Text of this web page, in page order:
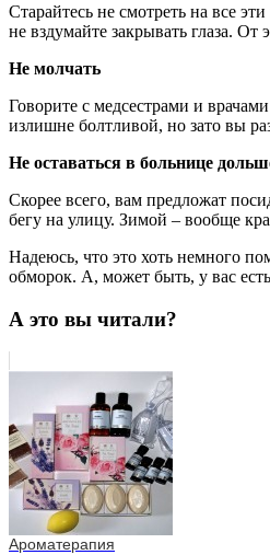
Старайтесь не смотреть на все
не вздумайте закрывать глаза.
Не молчать
Говорите с медсестрами и
излишне болтливой, но зато вы
Не оставаться в больнице
Скорее всего, вам предложат
бегу на улицу. Зимой – вообще
Надеюсь, что это хоть немного
обморок. А, может быть, у вас
А это вы читали?
Ароматерапия